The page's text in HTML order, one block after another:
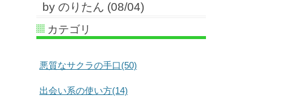
by のりたん (08/04)
カテゴリ
悪質なサクラの手口(50)
出会い系の使い方(14)